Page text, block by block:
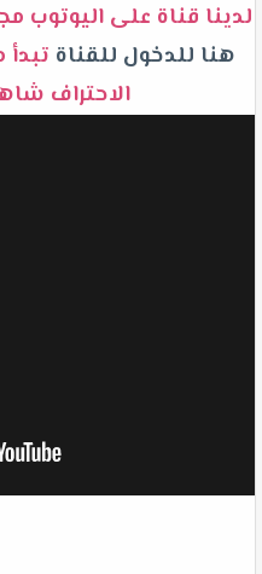
لدينا قناة على اليوتوب
هنا للدخول للقناةتبدأ
الاحتراف